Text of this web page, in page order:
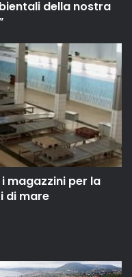
della nostra
magazzini per la
di mare